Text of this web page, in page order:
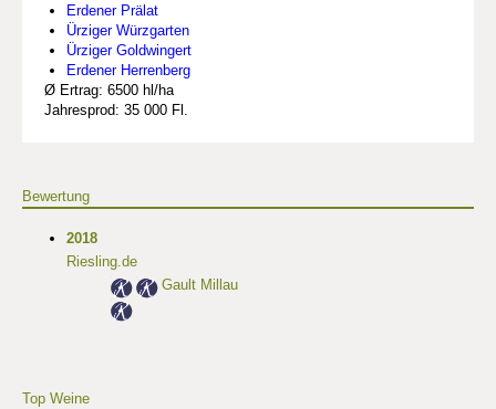
Erdener Prälat
Ürziger Würzgarten
Ürziger Goldwingert
Erdener Herrenberg
Ø Ertrag: 6500 hl/ha
Jahresprod: 35 000 Fl.
Bewertung
2018
Riesling.de
Gault Millau
Top Weine